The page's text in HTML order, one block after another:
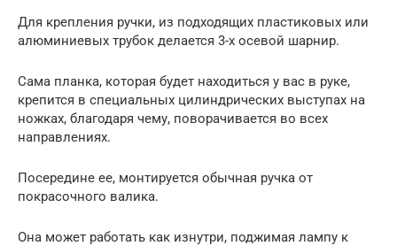
Для крепления ручки, из подходящих пластиковых или
алюминиевых трубок делается 3-х осевой шарнир.
Сама планка, которая будет находиться у вас в руке,
крепится в специальных цилиндрических выступах на
ножках, благодаря чему, поворачивается во всех
направлениях.
Посередине ее, монтируется обычная ручка от
покрасочного валика.
Она может работать как изнутри, поджимая лампу к